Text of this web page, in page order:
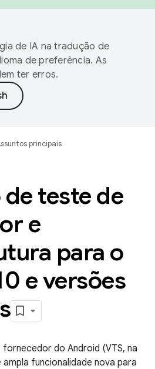
de IA na tradução de
de preferência. As
ter erros.
principais
teste de
e
para o
e versões
do Android (VTS, na
funcionalidade nova para